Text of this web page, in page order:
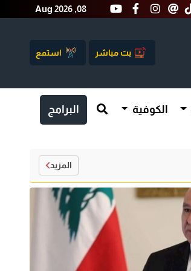
Aug 2026 ,08
بث مباشر استمع
الكوفية البرامج
المزيد